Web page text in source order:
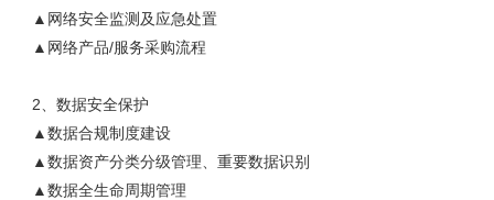
▲网络安全监测及应急处置
▲网络产品/服务采购流程
2、数据安全保护
▲数据合规制度建设
▲数据资产分类分级管理、重要数据识别
▲数据全生命周期管理